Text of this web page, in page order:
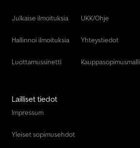
Liebherr Nosturi
Julkaise ilmoituksia
Hallinnoi ilmoituksia
Luottamussinetti
UKK/Ohje
Yhteystiedot
Kauppasopimusmalli
Lailliset tiedot
Impressum
Yleiset sopimusehdot